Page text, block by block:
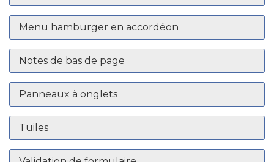
Menu hamburger en accordéon
Notes de bas de page
Panneaux à onglets
Tuiles